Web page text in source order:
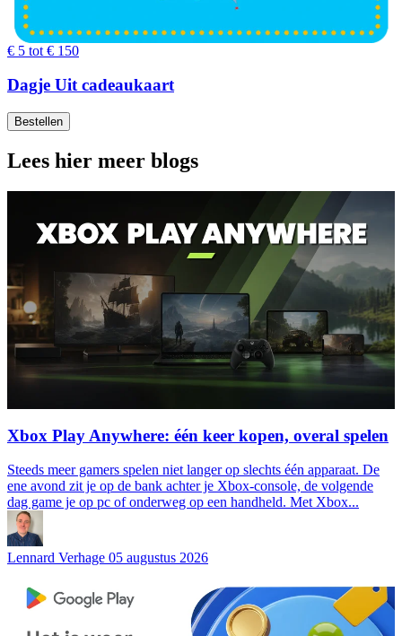
€ 5 tot € 150
Dagje Uit cadeaukaart
Bestellen
Lees hier meer blogs
Xbox Play Anywhere: één keer kopen, overal spelen
Steeds meer gamers spelen niet langer op slechts één apparaat. De
ene avond zit je op de bank achter je Xbox-console, de volgende
dag game je op pc of onderweg op een handheld. Met Xbox...
Lennard Verhage 05 augustus 2026